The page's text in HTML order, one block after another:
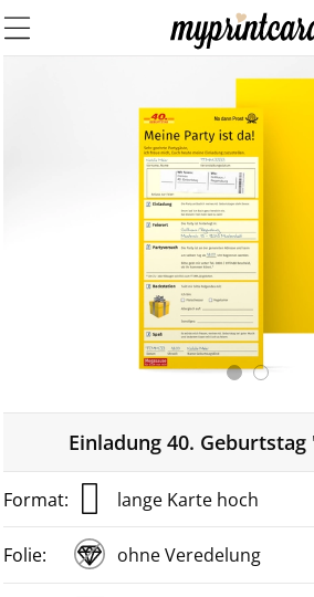
Einladung 40.
lange Karte hoch
ohne Veredelung